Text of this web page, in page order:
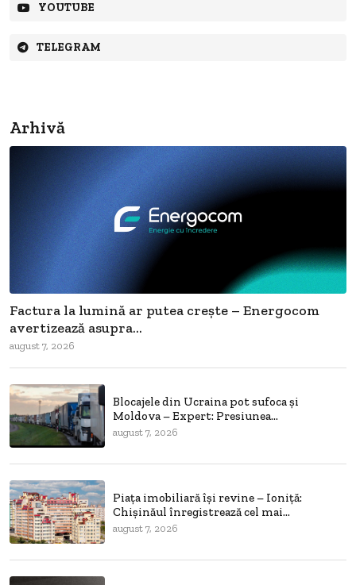
YOUTUBE
TELEGRAM
Arhivă
Factura la lumină ar putea crește – Energocom
avertizează asupra...
august 7, 2026
Blocajele din Ucraina pot sufoca și
Moldova – Expert: Presiunea...
august 7, 2026
Piața imobiliară își revine – Ioniță:
Chișinăul înregistrează cel mai...
august 7, 2026